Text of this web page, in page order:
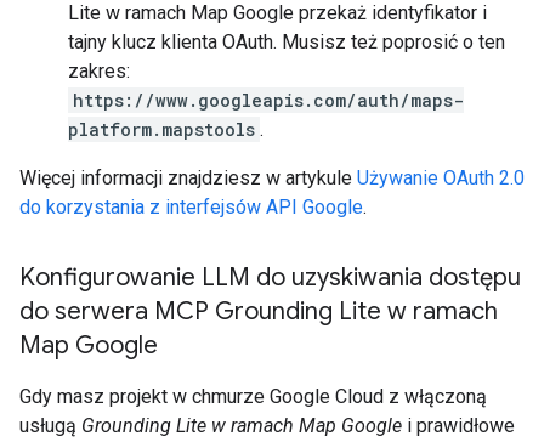
Lite w ramach Map Google przekaż identyfikator i
tajny klucz klienta OAuth. Musisz też poprosić o ten
zakres:
https://www.googleapis.com/auth/maps-
platform.mapstools .
Więcej informacji znajdziesz w artykule Używanie OAuth 2.0
do korzystania z interfejsów API Google.
Konfigurowanie LLM do uzyskiwania dostępu
do serwera MCP Grounding Lite w ramach
Map Google
Gdy masz projekt w chmurze Google Cloud z włączoną
usługą Grounding Lite w ramach Map Google i prawidłowe